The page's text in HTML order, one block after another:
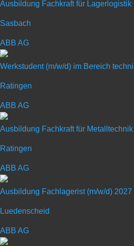
Ausbildung Fachkraft für Lagerlogistik
Sasbach
ABB AG
Werkstudent (m/w/d) im Bereich
Ratingen
ABB AG
Ausbildung Fachkraft für
Ratingen
ABB AG
Ausbildung Fachlagerist (m/w/d) 2027
Luedenscheid
ABB AG
Ausbildung
Entwicklungschancen – bei
dass du alles sein kannst.